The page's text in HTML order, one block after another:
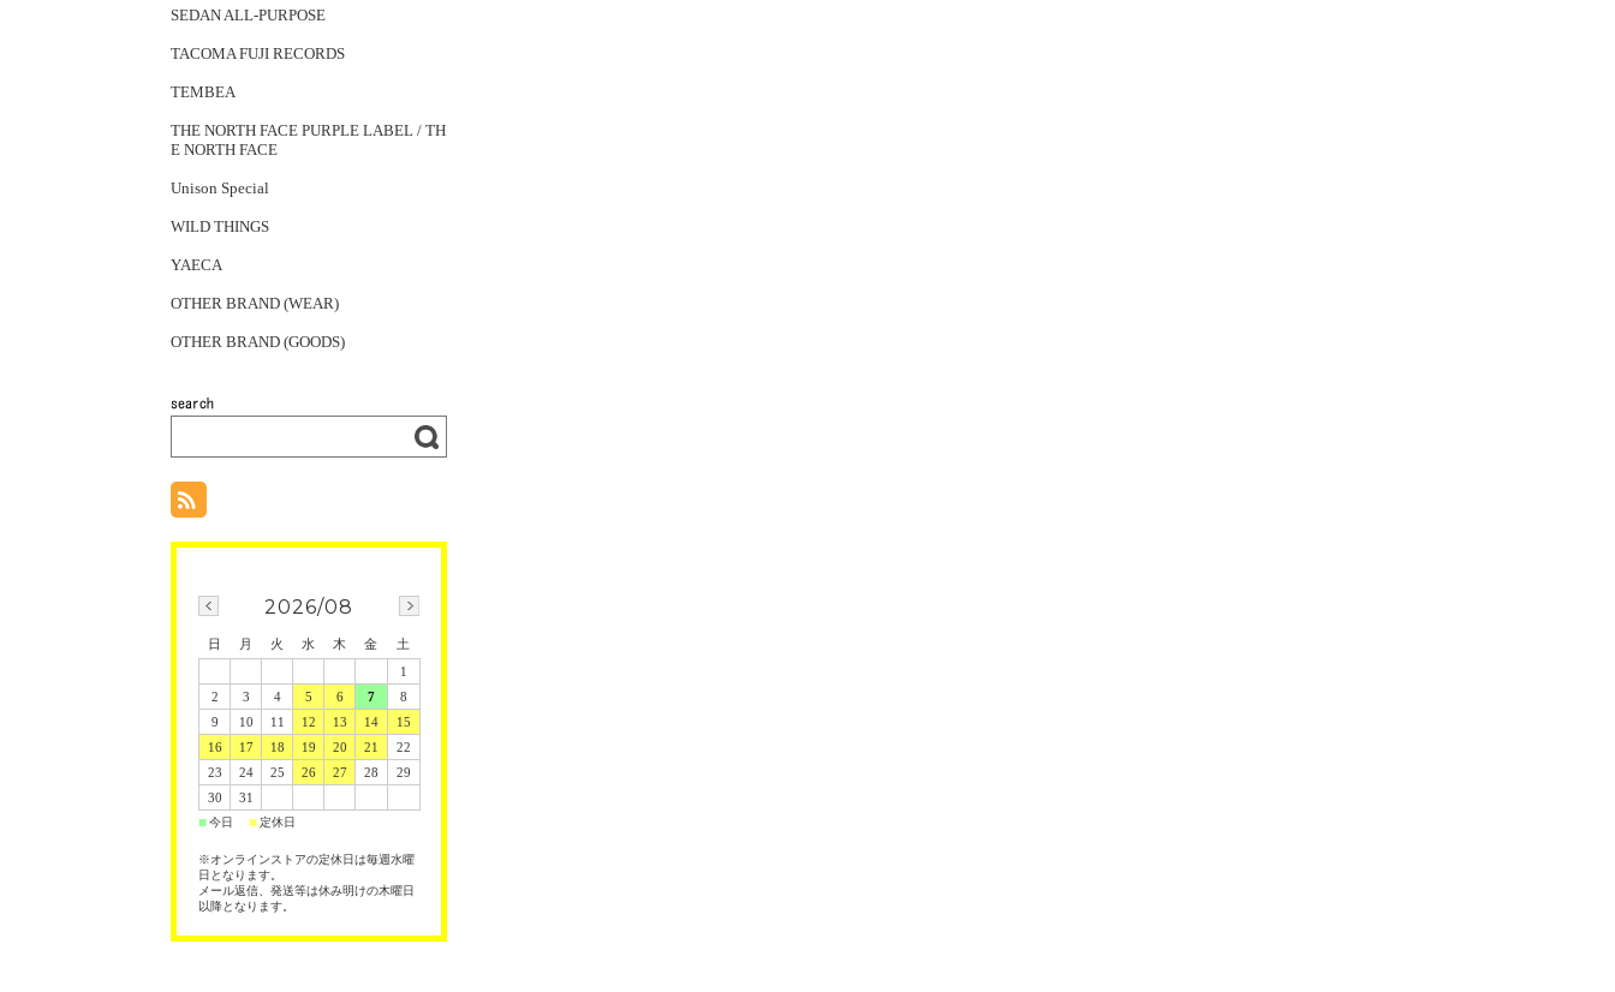
SEDAN ALL-PURPOSE
TACOMA FUJI RECORDS
TEMBEA
THE NORTH FACE PURPLE LABEL / TH
E NORTH FACE
Unison Special
WILD THINGS
YAECA
OTHER BRAND (WEAR)
OTHER BRAND (GOODS)
2026/08
日 月 火 水 木 金
土
1
2
3 4 5 6 7
8
9
10 11 12 13 14
15
16
17 18 19 20 21
22
23
24 25 26 27 28
29
30
31
■今日 ■定休日
※オンラインストアの定休日は毎週水曜
日となります。
メール返信、発送等は休み明けの木曜日
以降となります。